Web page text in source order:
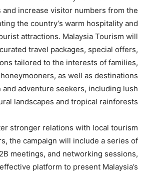
and increase visitor numbers from the
the country’s warm hospitality and
attractions. Malaysia Tourism will
travel packages, special offers,
tailored to the interests of families,
as well as destinations
adventure seekers, including lush
landscapes and tropical rainforests.
stronger relations with local tourism
the campaign will include a series of
meetings, and networking sessions,
platform to present Malaysia’s